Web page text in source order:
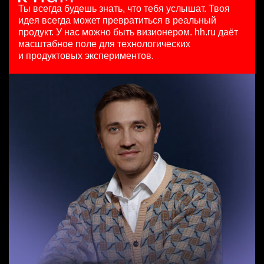
4 авг. 2026
150000 ₽
Казань
HeadHunter::Коммерческий департамент
Ярославль
Менеджер по продажам в сегменте среднего и крупного
бизнеса
HeadHunter::Телефонные продажи
4 авг. 2026
з/п не указана
Москва
Младший SEO специалист
HeadHunter::Департамент маркетинга
10 июл. 2026
з/п не указана
Москва
Ты всегда будешь знать, что тебя услышат. Твоя
идея всегда может превратиться в реальный
продукт. У нас можно быть визионером. hh.ru даёт
масштабное поле для технологических
и продуктовых экспериментов.